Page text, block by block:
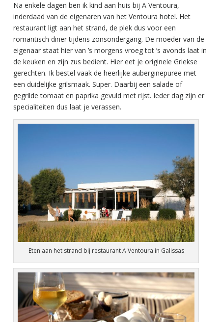
Na enkele dagen ben ik kind aan huis bij A Ventoura,
inderdaad van de eigenaren van het Ventoura hotel. Het
restaurant ligt aan het strand, de plek dus voor een
romantisch diner tijdens zonsondergang. De moeder van de
eigenaar staat hier van ’s morgens vroeg tot ’s avonds laat in
de keuken en zijn zus bedient. Hier eet je originele Griekse
gerechten. Ik bestel vaak de heerlijke auberginepuree met
een duidelijke grilsmaak. Super. Daarbij een salade of
gegrilde tomaat en paprika gevuld met rijst. Ieder dag zijn er
specialiteiten dus laat je verassen.
Eten aan het strand bij restaurant A Ventoura in Galissas